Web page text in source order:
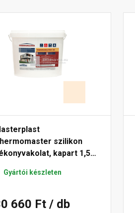
szilikon
kapart 1,5
Gyártói készleten
660 Ft / db